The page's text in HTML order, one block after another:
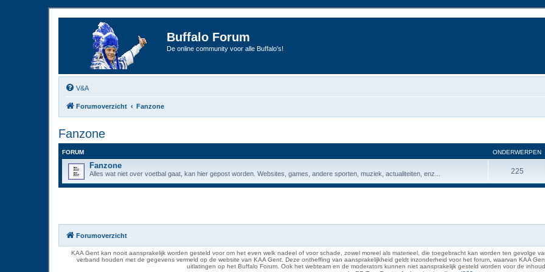
Buffalo Forum
De online community voor alle Buffalo's!
V&A
Forumoverzicht Fanzone
Fanzone
FORUM ONDERWERPEN
Fanzone
Alles wat niet over voetbal gaat, kan hier gepost worden. Websites, games, andere sporten, muziek, actualiteiten, enz... 225
Forumoverzicht
KAA Gent kan nooit aansprakelijk worden gesteld voor om het even welk nadeel of voor schade, zowel moreel als materieel, die toegebracht kan worden ten gevolge
verband houden met de gegevens vermeld op de website van KAA Gent. Deze ontheffing van aansprakelijkheid geldt inzonderheid voor het forum, waarvan KAA
uitlatingen op het Buffalo Forum. Ook het webteam en de moderators kunnen niet aansprakelijk gesteld worden voor de